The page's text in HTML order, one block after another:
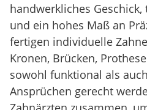
handwerkliches
und ein hohes Maß an
fertigen individuelle
Kronen, Brücken,
sowohl funktional als
Ansprüchen gerecht